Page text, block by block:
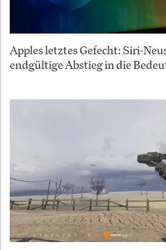
Apples letztes Gefecht: Siri-
endgültige Abstieg in die